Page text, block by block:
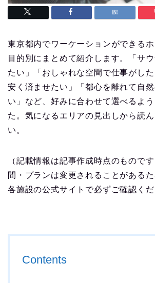
東京都内でワーケーションができるホ
目的別にまとめて紹介します。「サ
たい」「おしゃれな空間で仕事がした
安く済ませたい」「都心を離れて自
い」など、好みに合わせて選べるよ
た。気になるエリアの見出しから読
い。
（記載情報は記事作成時点のもので
間・プランは変更されることがある
各施設の公式サイトで必ずご確認くだ
Contents